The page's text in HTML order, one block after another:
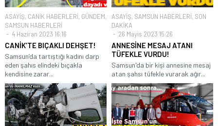
ASAYİŞ, CANİK HABERLERİ, GÜNDEM,
SAMSUN HABERLERİ
4 Haziran 2023 16:16
CANİK’TE BIÇAKLI DEHŞET!
Samsun’da tartıştığı kadını darp
eden şahıs elindeki bıçakla
kendisine zarar...
ASAYİŞ, SAMSUN HABERLERİ, SON
DAKİKA
26 Mayıs 2023 15:26
ANNESİNE MESAJ ATANI
TÜFEKLE VURDU!
Samsun'da bir kişi annesine mesaj
atan şahsı tüfekle vurarak ağır...